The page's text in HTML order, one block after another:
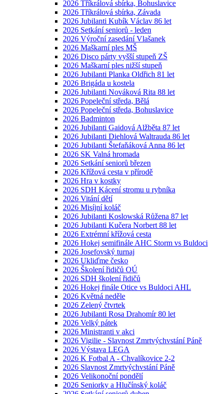
2026 Tříkrálová sbírka, Bohuslavice
2026 Tříkrálová sbírka, Závada
2026 Jubilanti Kubík Václav 86 let
2026 Setkání seniorů - leden
2026 Výroční zasedání Vlašanek
2026 Maškarní ples MŠ
2026 Disco párty vyšší stupeň ZŠ
2026 Maškarní ples nižší stupeň
2026 Jubilanti Planka Oldřich 81 let
2026 Brigáda u kostela
2026 Jubilanti Nováková Rita 88 let
2026 Popeleční středa, Bělá
2026 Popeleční středa, Bohuslavice
2026 Badminton
2026 Jubilanti Gaidová Alžběta 87 let
2026 Jubilanti Diehlová Waltrauda 86 let
2026 Jubilanti Štefaňáková Anna 86 let
2026 SK Valná hromada
2026 Setkání seniorů březen
2026 Křížová cesta v přírodě
2026 Hra v kostky
2026 SDH Kácení stromu u rybníka
2026 Vitání dětí
2026 Misíjní koláč
2026 Jubilanti Koslowská Růžena 87 let
2026 Jubilanti Kučera Norbert 88 let
2026 Extrémní křížová cesta
2026 Hokej semifinále AHC Storm vs Buldoci
2026 Josefovský turnaj
2026 Ukliďme česko
2026 Školení řidičů OÚ
2026 SDH školení řidičů
2026 Hokej finále Otice vs Buldoci AHL
2026 Květná neděle
2026 Zelený čtvrtek
2026 Jubilanti Rosa Drahomír 80 let
2026 Velký pátek
2026 Ministranti v akci
2026 Vigilie - Slavnost Zmrtvýchvstání Páně
2026 Výstava LEGA
2026 K Fotbal A - Chvalíkovice 2-2
2026 Slavnost Zmrtvýchvstání Páně
2026 Velikonoční pondělí
2026 Seniorky a Hlučínský koláč